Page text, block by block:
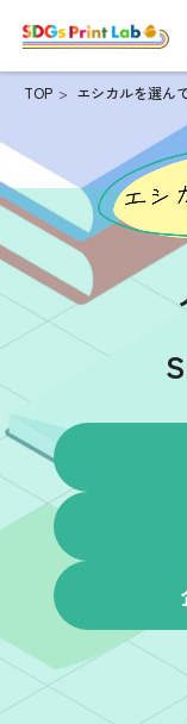
TOP エシカルを選ん